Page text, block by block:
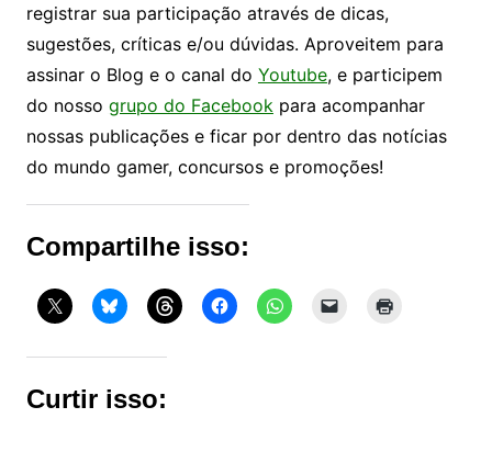
registrar sua participação através de dicas,
sugestões, críticas e/ou dúvidas. Aproveitem para
assinar o Blog e o canal do Youtube, e participem
do nosso grupo do Facebook para acompanhar
nossas publicações e ficar por dentro das notícias
do mundo gamer, concursos e promoções!
Compartilhe isso:
Curtir isso: